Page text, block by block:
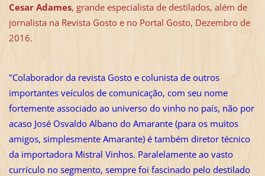
Cesar Adames, grande especialista de destilados, além de
jornalista na Revista Gosto e no Portal Gosto, Dezembro de
2016.
"Colaborador da revista Gosto e colunista de outros
importantes veículos de comunicação, com seu nome
fortemente associado ao universo do vinho no país, não por
acaso José Osvaldo Albano do Amarante (para os muitos
amigos, simplesmente Amarante) é também diretor técnico
da importadora Mistral Vinhos. Paralelamente ao vasto
currículo no segmento, sempre foi fascinado pelo destilado